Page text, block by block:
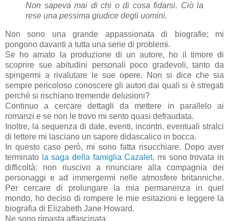
Non sapeva mai di chi o di cosa fidarsi. Ciò la
rese una pessima giudice degli uomini.
Non sono una grande appassionata di biografie; mi
pongono davanti a tutta una serie di problemi.
Se ho amato la produzione di un autore, ho il timore di
scoprire sue abitudini personali poco gradevoli, tanto da
spingermi a rivalutare le sue opere. Non si dice che sia
sempre pericoloso conoscere gli autori dai quali si è stregati
perché si rischiano tremende delusioni?
Continuo a cercare dettagli da mettere in parallelo ai
romanzi e se non le trovo mi sento quasi defraudata.
Inoltre, la sequenza di date, eventi, incontri, eventuali stralci
di lettere mi lasciano un sapore didascalico in bocca.
In questo caso però, mi sono fatta risucchiare. Dopo aver
terminato la saga della famiglia Cazalet, mi sono trovata in
difficoltà: non riuscivo a rinunciare alla compagnia dei
personaggi e ad immergermi nelle atmosfere britanniche.
Per cercare di prolungare la mia permanenza in quel
mondo, ho deciso di rompere le mie esitazioni e leggere la
biografia di Elizabeth Jane Howard.
Ne sono rimasta affascinata.